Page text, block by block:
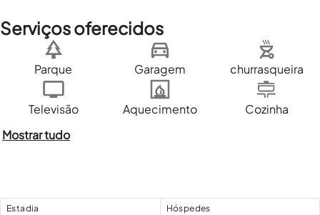
Serviços oferecidos
Parque Garagem churrasqueira
Televisão Aquecimento
Cozinha
Mostrar tudo
Estadia Hóspedes